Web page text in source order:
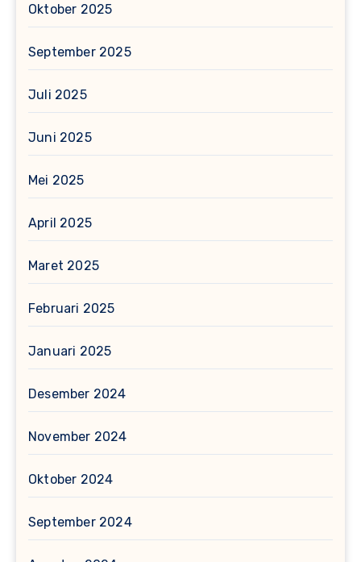
Oktober 2025
September 2025
Juli 2025
Juni 2025
Mei 2025
April 2025
Maret 2025
Februari 2025
Januari 2025
Desember 2024
November 2024
Oktober 2024
September 2024